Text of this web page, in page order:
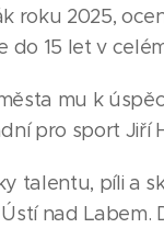
roku 2025,
do 15 let v
mu k
pro sport Jiří
talentu, píli a
nad Labem.